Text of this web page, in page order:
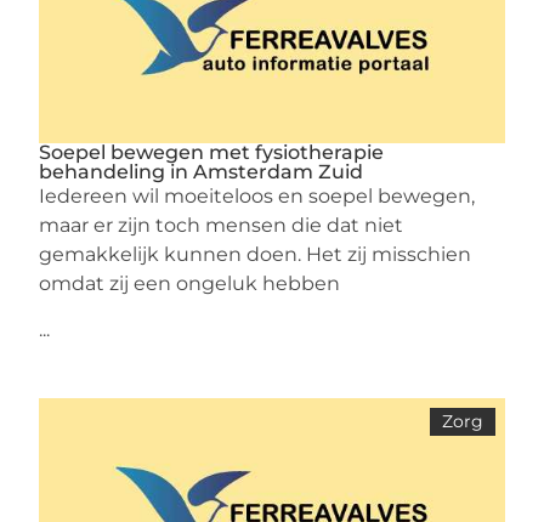
Soepel bewegen met fysiotherapie
behandeling in Amsterdam Zuid
Iedereen wil moeiteloos en soepel bewegen,
maar er zijn toch mensen die dat niet
gemakkelijk kunnen doen. Het zij misschien
omdat zij een ongeluk hebben
...
Zorg